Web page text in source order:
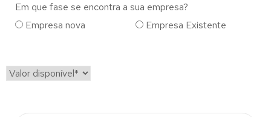
Em que fase se encontra a sua empresa?
Empresa nova
Empresa Existente